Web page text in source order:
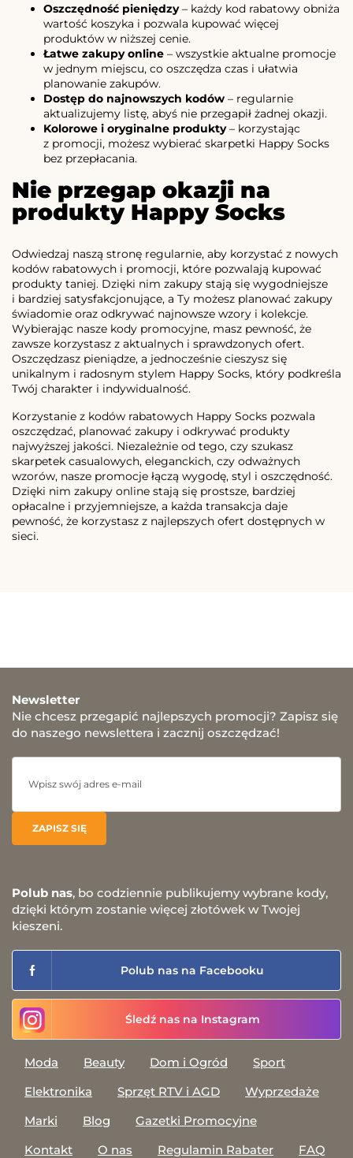
Oszczędność pieniędzy– każdy kod rabatowy obniża
wartość koszyka i pozwala kupować więcej
produktów w niższej cenie.
Łatwe zakupy online – wszystkie aktualne promocje
w jednym miejscu, co oszczędza czas i ułatwia
planowanie zakupów.
Dostęp do najnowszych kodów – regularnie
aktualizujemy listę, abyś nie przegapił żadnej okazji.
Kolorowe i oryginalne produkty– korzystając
z promocji, możesz wybierać skarpetki Happy Socks
bez przepłacania.
Nie przegap okazji na
produkty Happy Socks
Odwiedzaj naszą stronę regularnie, aby korzystać z nowych
kodów rabatowych i promocji, które pozwalają kupować
produkty taniej. Dzięki nim zakupy stają się wygodniejsze
i bardziej satysfakcjonujące, a Ty możesz planować zakupy
świadomie oraz odkrywać najnowsze wzory i kolekcje.
Wybierając nasze kody promocyjne, masz pewność, że
zawsze korzystasz z aktualnych i sprawdzonych ofert.
Oszczędzasz pieniądze, a jednocześnie cieszysz się
unikalnym i radosnym stylem Happy Socks, który podkreśla
Twój charakter i indywidualność.
Korzystanie z kodów rabatowych Happy Socks pozwala
oszczędzać, planować zakupy i odkrywać produkty
najwyższej jakości. Niezależnie od tego, czy szukasz
skarpetek casualowych, eleganckich, czy odważnych
wzorów, nasze promocje łączą wygodę, styl i oszczędność.
Dzięki nim zakupy online stają się prostsze, bardziej
opłacalne i przyjemniejsze, a każda transakcja daje
pewność, że korzystasz z najlepszych ofert dostępnych w
sieci.
Newsletter
Nie chcesz przegapić najlepszych promocji? Zapisz się
do naszego newslettera i zacznij oszczędzać!
Polub nas, bo codziennie publikujemy wybrane kody,
dzięki którym zostanie więcej złotówek w Twojej
kieszeni.
Polub nas na Facebooku
Śledź nas na Instagram
Moda Beauty Dom i Ogród
Sport
Elektronika
Sprzęt RTV i AGD
Wyprzedaże
Marki
Blog
Gazetki Promocyjne
Kontakt
O nas Regulamin Rabater
FAQ